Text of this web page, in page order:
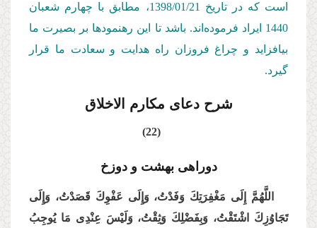
است كه در تاریخ 1398/01/
21
، مطابق با چهارم شعبان
1440 ایراد فرموده‌اند. باشد تا این رهنمودها بر بصیرت ما
بیافزاید و چراغ فروزان راه هدایت و سعادت ما قرار
گیرد.
شرح دعای مکارم الاخلاق
(22)
دوراهی بهشت و دوزخ
اللَّهُمَّ إِلَى مَغْفِرَتِكَ وَفَدْتُ، وَإِلَى عَفْوِكَ قَصَدْتُ، وَإِلَى
تَجَاوُزِكَ اشْتَقْتُ، وَبِفَضْلِكَ وَثِقْتُ، وَلَیْسَ عِنْدِی مَا یُوجِبُ